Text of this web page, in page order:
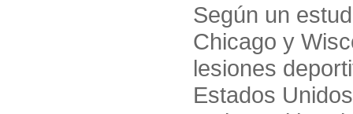
Según un
Chicago y
lesiones
Estados